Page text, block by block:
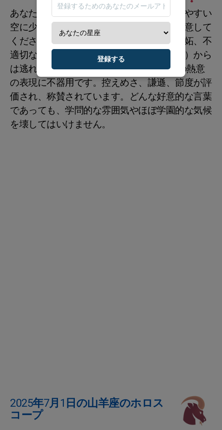
あなたは家族の混乱に巻き込まれ、変わりやすい
空に少し揺さぶられるかもしれません。注意して
ください、感情的な緊張（パートナーの嫉妬、不
適切な疑念、もはや遊びではない権力争い）から
は逃れられません。 あなたは時々、自分の熱意
の表現に不器用です。控えめさ、謙遜、節度が評
価され、称賛されています。どんな好意的な言葉
であっても、学問的な雰囲気やほぼ学園的な気候
を壊してはいけません。
2025年7月1日の山羊座のホロス
コープ
登録する